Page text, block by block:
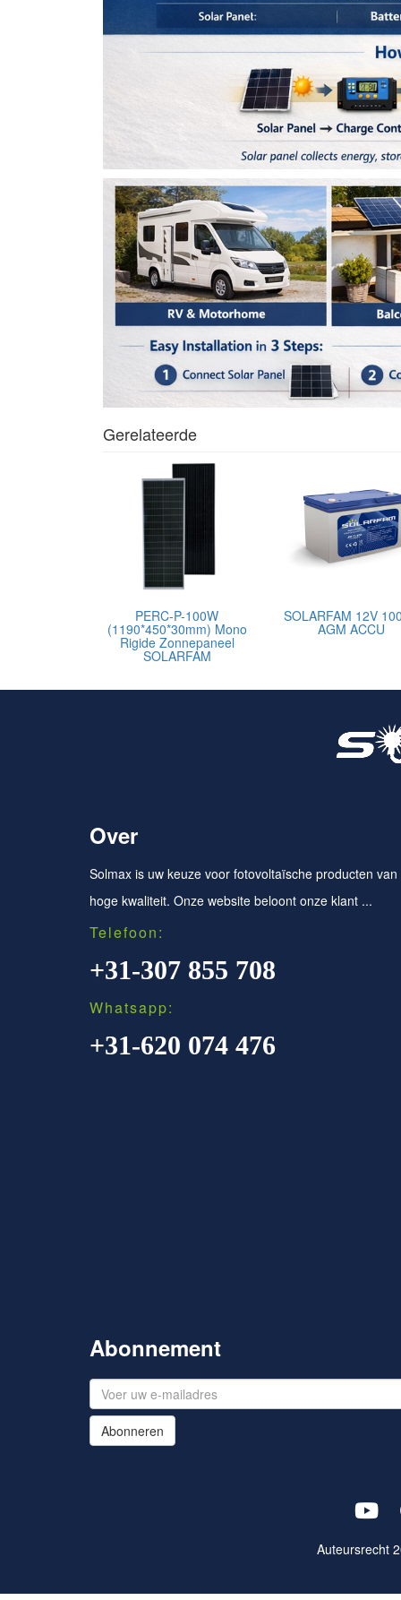
Gerelateerde
PERC-P-100W
(1190*450*30mm) Mono
Rigide Zonnepaneel
SOLARFAM
SOLARFAM 12V
AGM ACCU
Over
Solmax is uw keuze voor fotovoltaïsche producten van
hoge kwaliteit. Onze website beloont onze klant ...
Telefoon:
+31-307 855 708
Whatsapp:
+31-620 074 476
Abonnement
Abonneren
Auteursrecht